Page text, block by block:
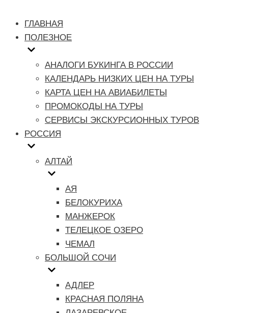
ГЛАВНАЯ
ПОЛЕЗНОЕ
АНАЛОГИ БУКИНГА В РОССИИ
КАЛЕНДАРЬ НИЗКИХ ЦЕН НА ТУРЫ
КАРТА ЦЕН НА АВИАБИЛЕТЫ
ПРОМОКОДЫ НА ТУРЫ
СЕРВИСЫ ЭКСКУРСИОННЫХ ТУРОВ
РОССИЯ
АЛТАЙ
АЯ
БЕЛОКУРИХА
МАНЖЕРОК
ТЕЛЕЦКОЕ ОЗЕРО
ЧЕМАЛ
БОЛЬШОЙ СОЧИ
АДЛЕР
КРАСНАЯ ПОЛЯНА